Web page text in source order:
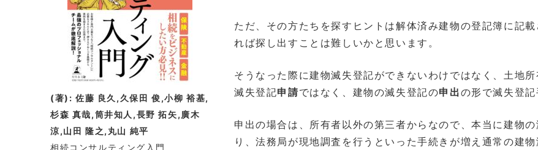
ただ、その方たちを探すヒントは解体済み建物の登記簿に記
れば探し出すことは難しいかと思います。
そうなった際に建物滅失登記ができないわけではなく、土地
滅失登記申請ではなく、建物の滅失登記の申出の形で滅失登記
申出の場合は、所有者以外の第三者からなので、本当に建物
り、法務局が現地調査を行うといった手続きが増え通常の建
(著): 佐藤 良久,久保田 俊,小柳 裕基,
杉森 真哉,筒井知人,長野 拓矢,廣木
涼,山田 隆之,丸山 純平
相続コンサルティング入門